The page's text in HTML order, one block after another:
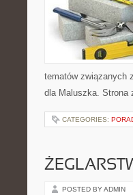
tematów związanych
dla Maluszka. Strona
CATEGORIES:
POSTED BY ADMIN